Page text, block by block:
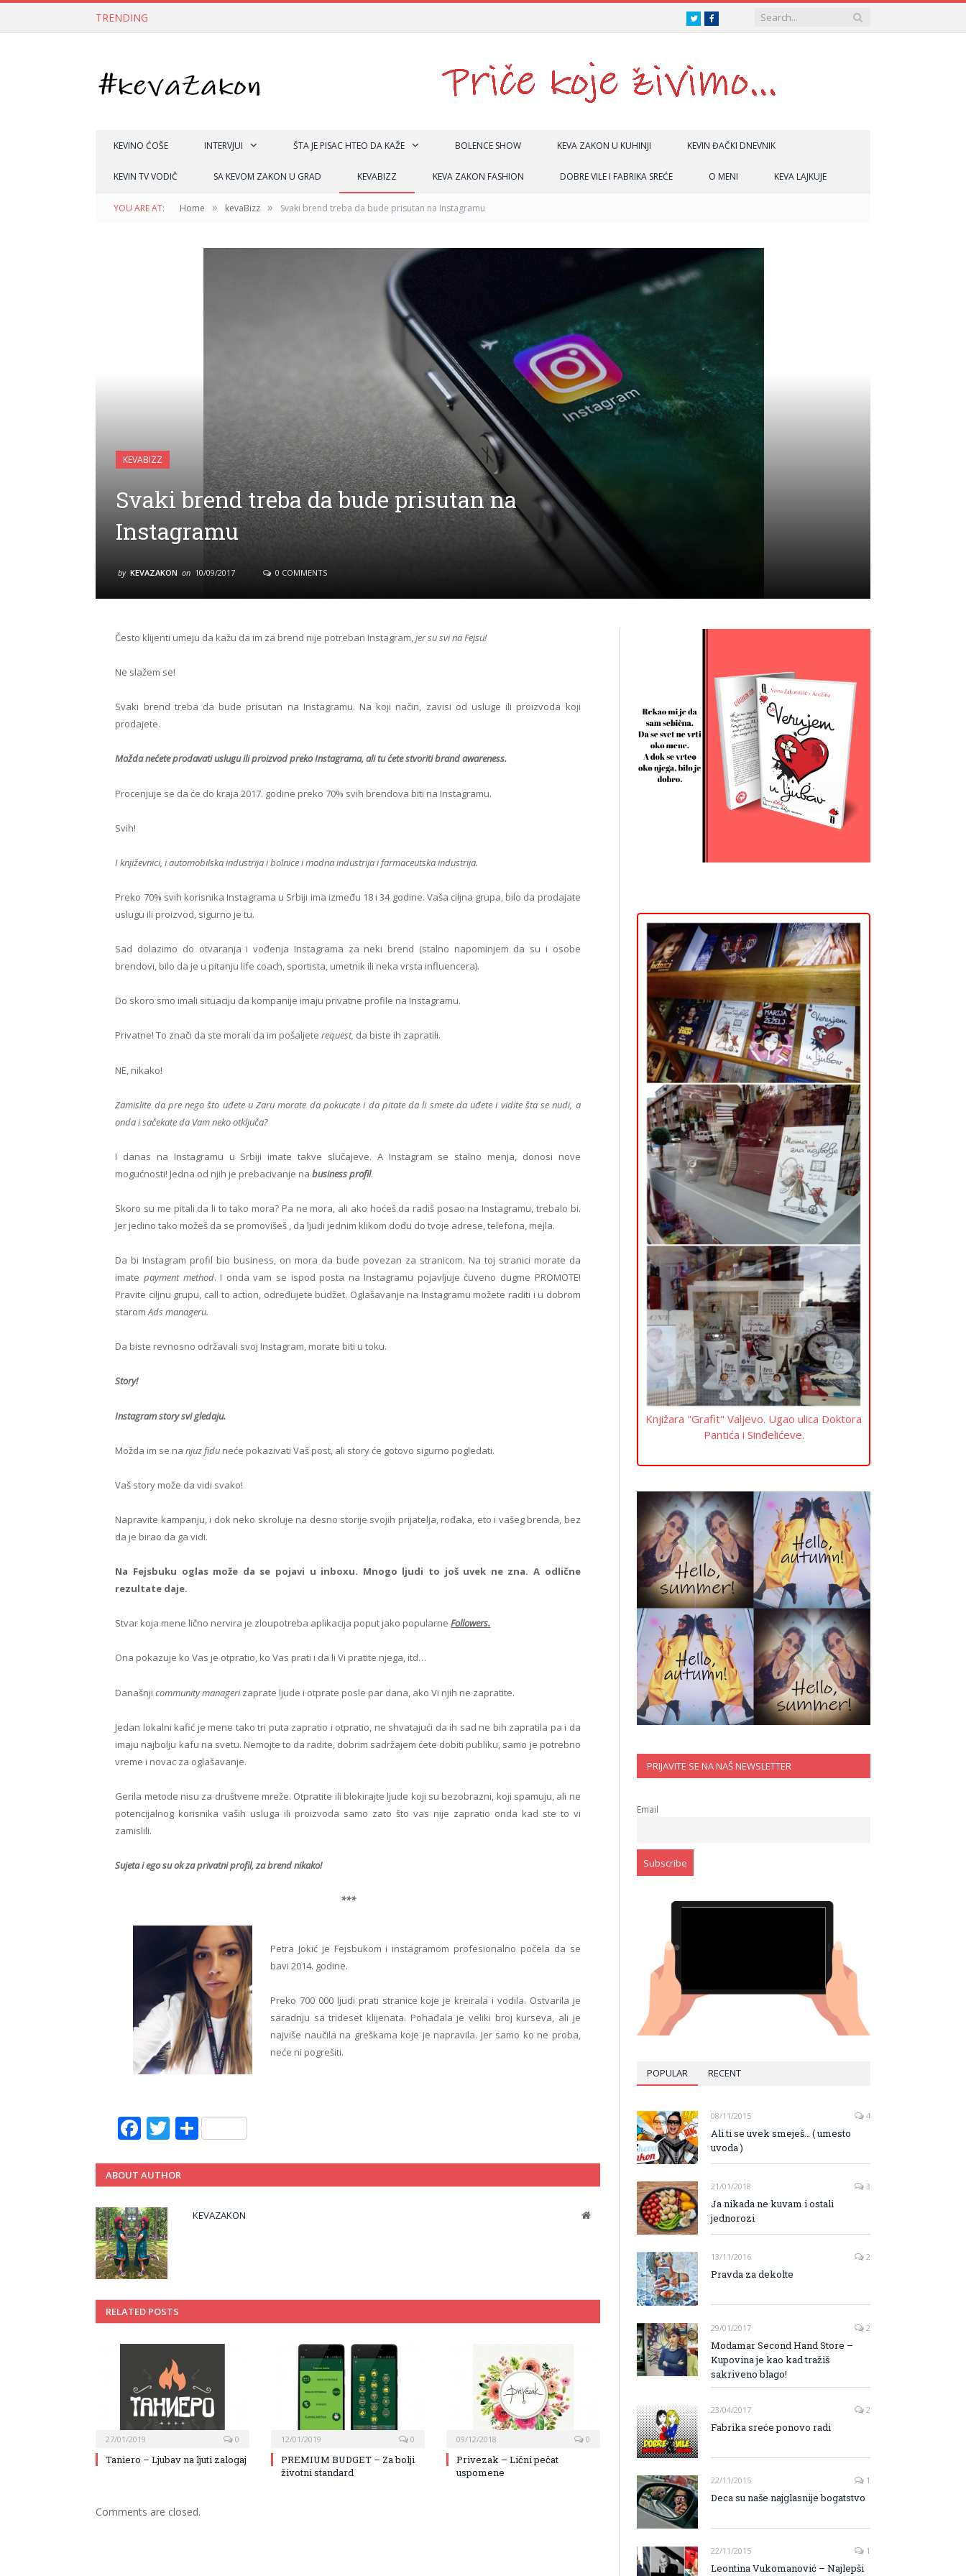
TRENDING TwitterFacebook
KEVINO ĆOŠE INTERVJUI ŠTA JE PISAC HTEO DA KAŽE BOLENCE SHOW KEVA ZAKON U KUHINJI KEVIN ĐAČKI DNEVNIK
KEVIN TV VODIČ SA KEVOM ZAKON U GRAD KEVABIZZ KEVA ZAKON FASHION DOBRE VILE I FABRIKA SREĆE O MENI KEVA LAJKUJE
YOU ARE AT: Home » kevaBizz » Svaki brend treba da bude prisutan na Instagramu
KEVABIZZ
Svaki brend treba da bude prisutan na
Instagramu
by KEVAZAKON on 10/09/2017 0 COMMENTS
Često klijenti umeju da kažu da im za brend nije potreban Instagram,jer su svi na Fejsu!
Ne slažem se!
Svaki brend treba da bude prisutan na Instagramu. Na koji način, zavisi od usluge ili proizvoda koji
prodajete.
Možda nećete prodavati uslugu ili proizvod preko Instagrama, ali tu ćete stvoriti brand awareness.
Procenjuje se da će do kraja 2017. godine preko 70% svih brendova biti na Instagramu.
Svih!
I književnici, i automobilska industrija i bolnice i modna industrija i farmaceutska industrija.
Preko 70% svih korisnika Instagrama u Srbiji ima između 18 i 34 godine. Vaša ciljna grupa, bilo da prodajate
uslugu ili proizvod, sigurno je tu.
Sad dolazimo do otvaranja i vođenja Instagrama za neki brend (stalno napominjem da su i osobe
brendovi, bilo da je u pitanju life coach, sportista, umetnik ili neka vrsta influencera).
Do skoro smo imali situaciju da kompanije imaju privatne profile na Instagramu.
Privatne! To znači da ste morali da im pošaljeterequest, da biste ih zapratili.
NE, nikako!
Zamislite da pre nego što uđete u Zaru morate da pokucate i da pitate da li smete da uđete i vidite šta se nudi, a
onda i sačekate da Vam neko otključa?
I danas na Instagramu u Srbiji imate takve slučajeve. A Instagram se stalno menja, donosi nove
mogućnosti! Jedna od njih je prebacivanje nabusiness profil.
Skoro su me pitali da li to tako mora? Pa ne mora, ali ako hoćeš da radiš posao na Instagramu, trebalo bi.
Jer jedino tako možeš da se promovišeš , da ljudi jednim klikom dođu do tvoje adrese, telefona, mejla.
Da bi Instagram profil bio business, on mora da bude povezan za stranicom. Na toj stranici morate da
imate payment method. I onda vam se ispod posta na Instagramu pojavljuje čuveno dugme PROMOTE!
Pravite ciljnu grupu, call to action, određujete budžet. Oglašavanje na Instagramu možete raditi i u dobrom
staromAds manageru.
Da biste revnosno održavali svoj Instagram, morate biti u toku.
Story!
Instagram story svi gledaju.
Možda im se nanjuz fidu neće pokazivati Vaš post, ali story će gotovo sigurno pogledati.
Vaš story može da vidi svako!
Napravite kampanju, i dok neko skroluje na desno storije svojih prijatelja, rođaka, eto i vašeg brenda, bez
da je birao da ga vidi.
Na Fejsbuku oglas može da se pojavi u inboxu. Mnogo ljudi to još uvek ne zna. A odlične
rezultate daje.
Stvar koja mene lično nervira je zloupotreba aplikacija poput jako popularneFollowers.
Ona pokazuje ko Vas je otpratio, ko Vas prati i da li Vi pratite njega, itd…
Današnjicommunity managerizaprate ljude i otprate posle par dana, ako Vi njih ne zapratite.
Jedan lokalni kafić je mene tako tri puta zapratio i otpratio, ne shvatajući da ih sad ne bih zapratila pa i da
imaju najbolju kafu na svetu. Nemojte to da radite, dobrim sadržajem ćete dobiti publiku, samo je potrebno
vreme i novac za oglašavanje.
Gerila metode nisu za društvene mreže. Otpratite ili blokirajte ljude koji su bezobrazni, koji spamuju, ali ne
potencijalnog korisnika vaših usluga ili proizvoda samo zato što vas nije zapratio onda kad ste to vi
zamislili.
Sujeta i ego su ok za privatni profil, za brend nikako!
***
Petra Jokić je Fejsbukom i instagramom profesionalno počela da se
bavi 2014. godine.
Preko 700 000 ljudi prati stranice koje je kreirala i vodila. Ostvarila je
saradnju sa trideset klijenata. Pohađala je veliki broj kurseva, ali je
najviše naučila na greškama koje je napravila. Jer samo ko ne proba,
neće ni pogrešiti.
Facebook
Twitter
Share
ABOUT AUTHOR
KEVAZAKON Website
RELATED POSTS
27/01/2019 0
Taniero – Ljubav na ljuti zalogaj
12/01/2019 0
PREMIUM BUDGET – Za bolji
životni standard
09/12/2018 0
Privezak – Lični pečat
uspomene
Comments are closed.
Knjižara "Grafit" Valjevo. Ugao ulica Doktora
Pantića i Sinđelićeve.
PRIJAVITE SE NA NAŠ NEWSLETTER
Email
POPULAR RECENT
08/11/2015 4
Ali ti se uvek smeješ… ( umesto
uvoda )
21/01/2018 3
Ja nikada ne kuvam i ostali
jednorozi
13/11/2016 2
Pravda za dekolte
29/01/2017 2
Modamar Second Hand Store –
Kupovina je kao kad tražiš
sakriveno blago!
23/04/2017 2
Fabrika sreće ponovo radi
22/11/2015 1
Deca su naše najglasnije bogatstvo
22/11/2015 1
Leontina Vukomanović – Najlepši